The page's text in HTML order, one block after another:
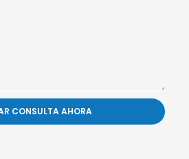
CONSULTA AHORA